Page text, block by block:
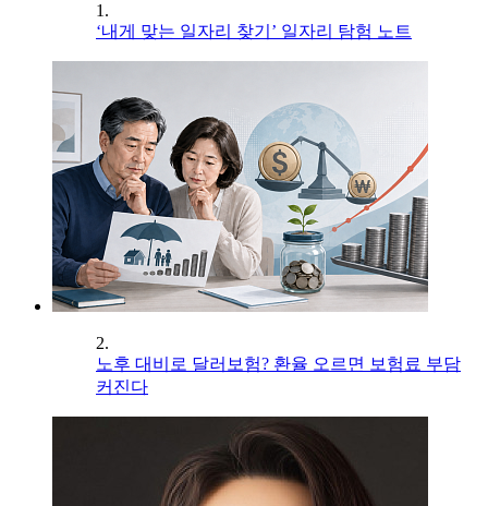
1.
‘내게 맞는 일자리 찾기’ 일자리 탐험 노트
2.
노후 대비로 달러보험? 환율 오르면 보험료 부담
커진다